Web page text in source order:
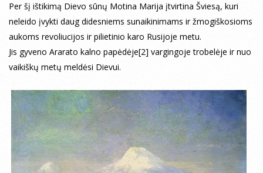
Per šį ištikimą Dievo sūnų Motina Marija įtvirtina Šviesą, kuri
neleido įvykti daug didesniems sunaikinimams ir žmogiškosioms
aukoms revoliucijos ir pilietinio karo Rusijoje metu.
Jis gyveno Ararato kalno papėdėje[2] vargingoje trobelėje ir nuo
vaikiškų metų meldėsi Dievui.